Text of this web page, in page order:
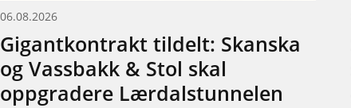
06.08.2026
Gigantkontrakt tildelt: Skanska
og Vassbakk & Stol skal
oppgradere Lærdalstunnelen